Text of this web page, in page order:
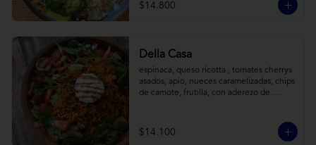
$14.800
Della Casa
espinaca, queso ricotta , tomates cherrys
asados, apio, nueces caramelizadas, chips
de camote, frutilla, con aderezo de
$14.100